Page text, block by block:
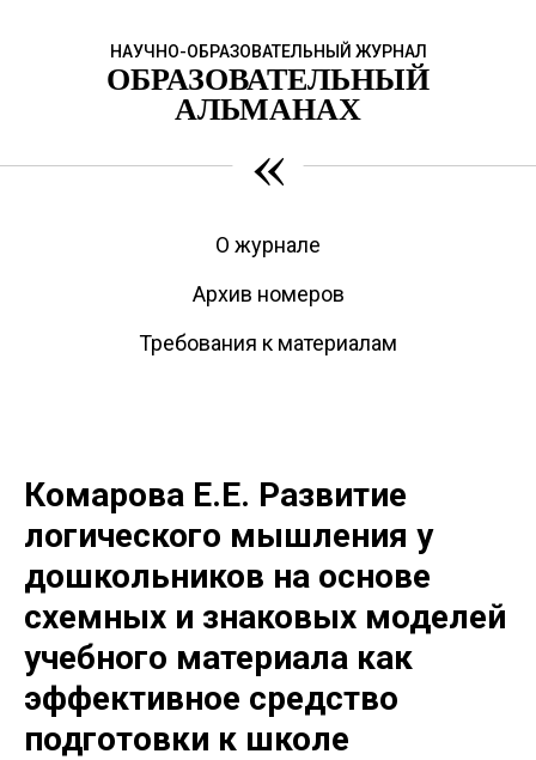
НАУЧНО-ОБРАЗОВАТЕЛЬНЫЙ ЖУРНАЛ
ОБРАЗОВАТЕЛЬНЫЙ
АЛЬМАНАХ
«
О журнале
Архив номеров
Требования к материалам
Комарова Е.Е. Развитие
логического мышления у
дошкольников на основе
схемных и знаковых моделей
учебного материала как
эффективное средство
подготовки к школе